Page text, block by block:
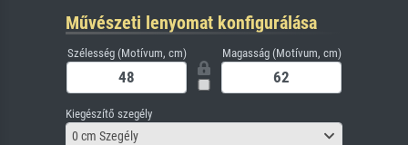
Művészeti lenyomat konfigurálása
Szélesség (Motívum, cm) Magasság (Motívum, cm)
Kiegészítő szegély
0 cm Szegély